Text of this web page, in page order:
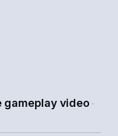
gameplay video ·